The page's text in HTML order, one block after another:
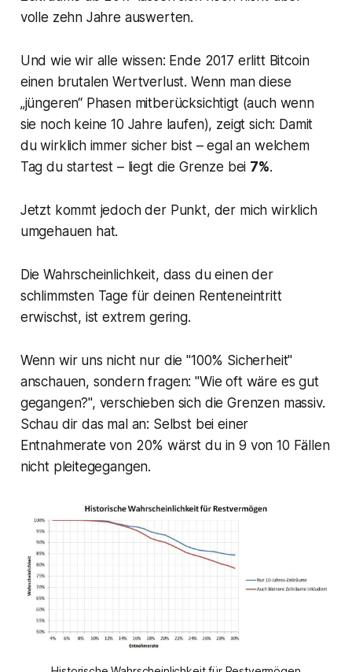
volle zehn Jahre auswerten.
Und wie wir alle wissen: Ende 2017 erlitt Bitcoin
einen brutalen Wertverlust. Wenn man diese
„jüngeren“ Phasen mitberücksichtigt (auch wenn
sie noch keine 10 Jahre laufen), zeigt sich: Damit
du wirklich immer sicher bist – egal an welchem
Tag du startest – liegt die Grenze bei 7%.
Jetzt kommt jedoch der Punkt, der mich wirklich
umgehauen hat.
Die Wahrscheinlichkeit, dass du einen der
schlimmsten Tage für deinen Renteneintritt
erwischst, ist extrem gering.
Wenn wir uns nicht nur die "100% Sicherheit"
anschauen, sondern fragen: "Wie oft wäre es gut
gegangen?", verschieben sich die Grenzen massiv.
Schau dir das mal an: Selbst bei einer
Entnahmerate von 20% wärst du in 9 von 10 Fällen
nicht pleitegegangen.